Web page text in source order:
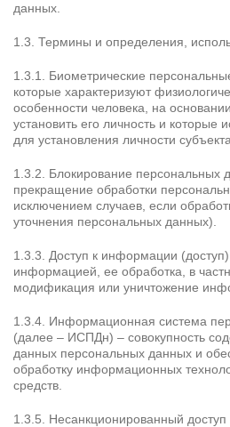
данных.
1.3. Термины и определения,
1.3.1. Биометрические
которые характеризуют
особенности человека, на
установить его личность и которые
для установления личности
1.3.2. Блокирование персональных
прекращение обработки
исключением случаев, если
уточнения персональных данных).
1.3.3. Доступ к информации
информацией, ее обработка, в
модификация или уничтожение
1.3.4. Информационная система
(далее – ИСПДн) – совокупность
данных персональных данных и
обработку информационных
средств.
1.3.5. Несанкционированный